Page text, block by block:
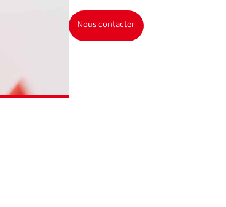
Nous contacter